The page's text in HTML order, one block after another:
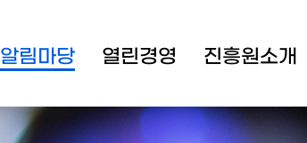
알림마당 열린경영 진흥원소개